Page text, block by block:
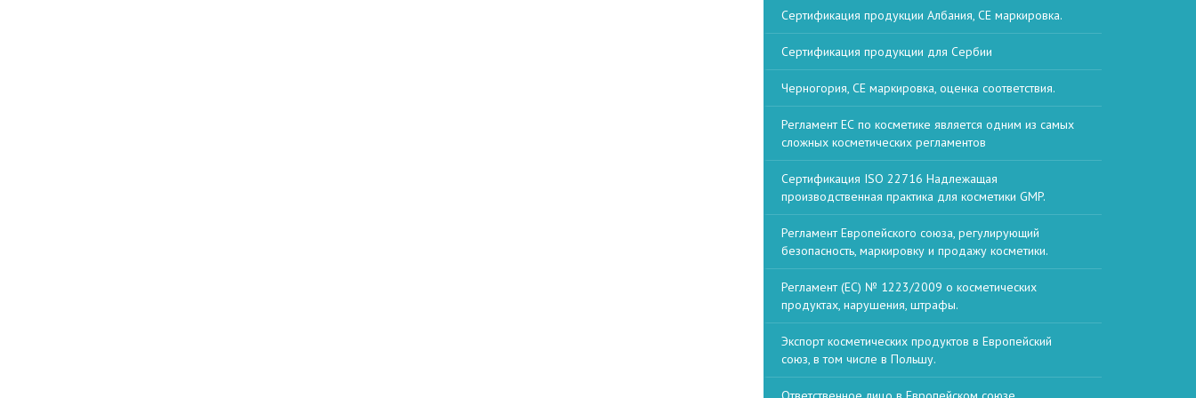
Сертификация продукции Албания, СЕ маркировка.
Сертификация продукции для Сербии
Черногория, СЕ маркировка, оценка соответствия.
Регламент ЕС по косметике является одним из самых
сложных косметических регламентов
Сертификация ISO 22716 Надлежащая
производственная практика для косметики GMP.
Регламент Европейского союза, регулирующий
безопасность, маркировку и продажу косметики.
Регламент (ЕС) № 1223/2009 о косметических
продуктах, нарушения, штрафы.
Экспорт косметических продуктов в Европейский
союз, в том числе в Польшу.